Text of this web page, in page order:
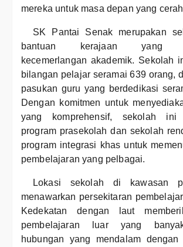
mereka untuk masa depan yang
SK Pantai Senak merupakan
bantuan kerajaan yang
kecemerlangan akademik. Sekolah
bilangan pelajar seramai 639 orang,
pasukan guru yang berdedikasi
Dengan komitmen untuk
yang komprehensif, sekolah ini
program prasekolah dan sekolah
program integrasi khas untuk
pembelajaran yang pelbagai.
Lokasi sekolah di kawasan
menawarkan persekitaran
Kedekatan dengan laut
pembelajaran luar yang
hubungan yang mendalam